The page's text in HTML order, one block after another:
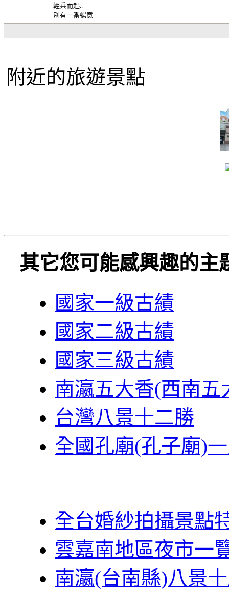
輕乘而起..
別有一番暢意..
附近的旅遊景點
其它您可能感興趣的主
國家一級古績
國家二級古績
國家三級古績
南瀛五大香(西南五
台灣八景十二勝
全國孔廟(孔子廟)
全台婚紗拍攝景點
雲嘉南地區夜市一
南瀛(台南縣)八景